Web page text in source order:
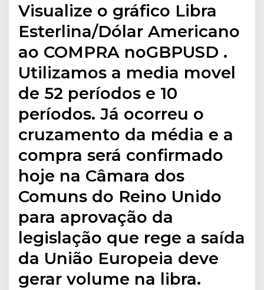
Visualize o gráfico Libra
Esterlina/Dólar Americano
ao COMPRA noGBPUSD .
Utilizamos a media movel
de 52 períodos e 10
períodos. Já ocorreu o
cruzamento da média e a
compra será confirmado
hoje na Câmara dos
Comuns do Reino Unido
para aprovação da
legislação que rege a saída
da União Europeia deve
gerar volume na libra.